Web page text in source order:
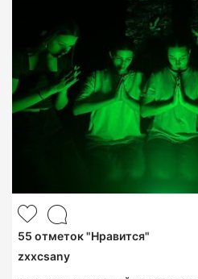
55 отметок "Нравится"
zxxcsany